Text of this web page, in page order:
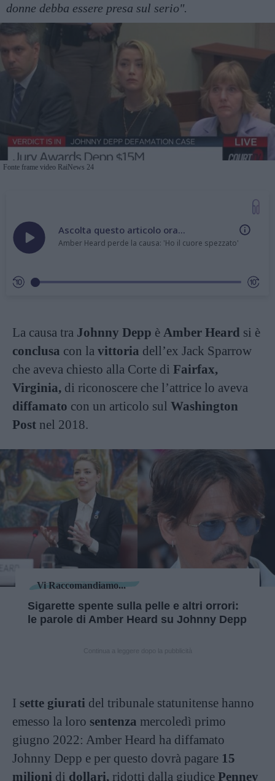
donne debba essere presa sul serio".
Fonte frame video RaiNews 24
Ascolta questo articolo ora...
Amber Heard perde la causa: 'Ho il cuore spezzato'
La causa tra Johnny Depp è Amber Heard si è
conclusa con la vittoria dell’ex Jack Sparrow
che aveva chiesto alla Corte di Fairfax,
Virginia, di riconoscere che l’attrice lo aveva
diffamato con un articolo sul Washington
Post nel 2018.
Vi Raccomandiamo...
Sigarette spente sulla pelle e altri orrori:
le parole di Amber Heard su Johnny Depp
I sette giurati del tribunale statunitense hanno
emesso la loro sentenza mercoledì primo
giugno 2022: Amber Heard ha diffamato
Johnny Depp e per questo dovrà pagare 15
milioni di dollari, ridotti dalla giudice Penney